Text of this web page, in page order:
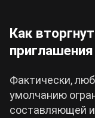
Как
приглашения
Фактически,
умолчанию
составляющей